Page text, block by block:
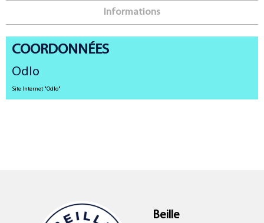
Informations
COORDONNÉES
Odlo
Site Internet"Odlo"
Beille